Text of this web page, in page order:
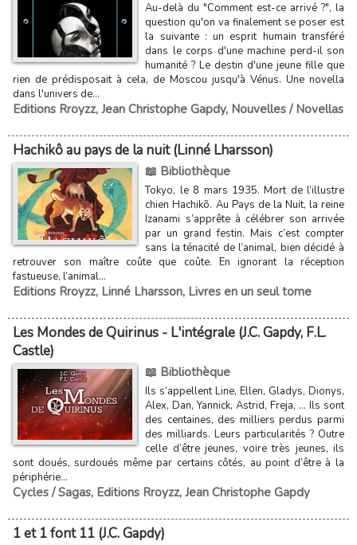
Au-delà du "Comment est-ce arrivé ?", la
question qu'on va finalement se poser est
la suivante : un esprit humain transféré
dans le corps d'une machine perd-il son
humanité ? Le destin d'une jeune fille que
rien de prédisposait à cela, de Moscou jusqu'à Vénus. Une novella
dans l'univers de...
Editions Rroyzz, Jean Christophe Gapdy, Nouvelles / Novellas
Hachikô au pays de la nuit (Linné Lharsson)
📖 Bibliothèque
Tokyo, le 8 mars 1935. Mort de l’illustre
chien Hachikõ. Au Pays de la Nuit, la reine
Izanami s’apprête à célébrer son arrivée
par un grand festin. Mais c’est compter
sans la ténacité de l’animal, bien décidé à
retrouver son maître coûte que coûte. En ignorant la réception
fastueuse, l’animal...
Editions Rroyzz, Linné Lharsson, Livres en un seul tome
Les Mondes de Quirinus - L'intégrale (J.C. Gapdy, F.L.
Castle)
📖 Bibliothèque
Ils s’appellent Line, Ellen, Gladys, Dionys,
Alex, Dan, Yannick, Astrid, Freja, … Ils sont
des centaines, des milliers perdus parmi
des milliards. Leurs particularités ? Outre
celle d’être jeunes, voire très jeunes, ils
sont doués, surdoués même par certains côtés, au point d’être à la
périphérie...
Cycles / Sagas, Editions Rroyzz, Jean Christophe Gapdy
1 et 1 font 11 (J.C. Gapdy)